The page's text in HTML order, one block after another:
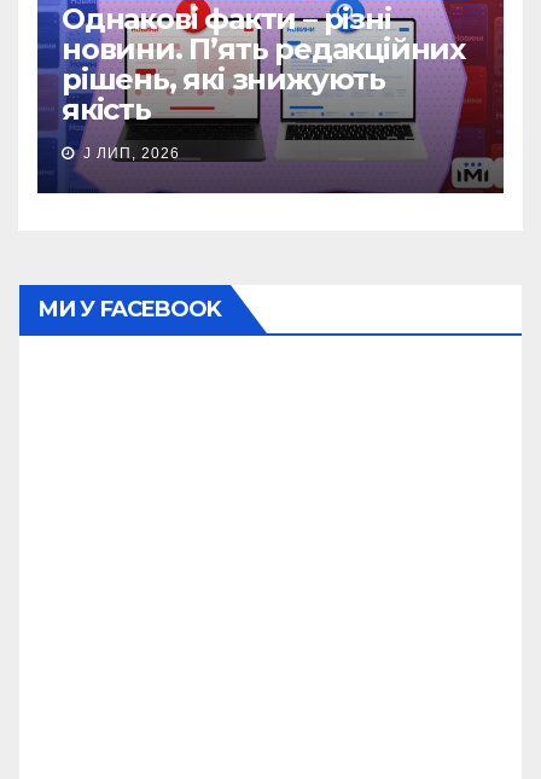
Однакові факти – різні
новини. П’ять редакційних
рішень, які знижують
якість
J ЛИП, 2026
МИ У FACEBOOK